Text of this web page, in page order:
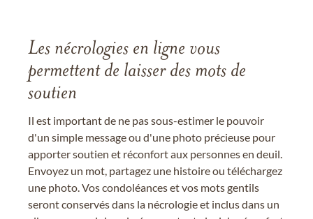
Les nécrologies en ligne vous
permettent de laisser des mots de
soutien
Il est important de ne pas sous-estimer le pouvoir
d'un simple message ou d'une photo précieuse pour
apporter soutien et réconfort aux personnes en deuil.
Envoyez un mot, partagez une histoire ou téléchargez
une photo. Vos condoléances et vos mots gentils
seront conservés dans la nécrologie et inclus dans un